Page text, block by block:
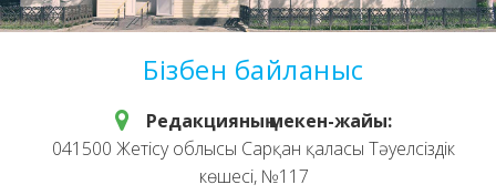
Бізбен байланыс
Редакцияның мекен-жайы:
041500 Жетісу облысы Сарқан қаласы Тәуелсіздік
көшесі, №117